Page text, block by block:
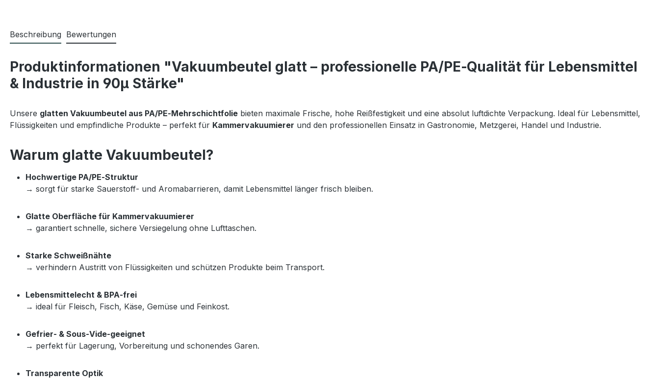
Beschreibung Bewertungen
Produktinformationen "Vakuumbeutel glatt – professionelle PA/PE‑Qualität für Lebensmittel
& Industrie in 90µ Stärke"
Unsere glatten Vakuumbeutel aus PA/PE‑Mehrschichtfolie bieten maximale Frische, hohe Reißfestigkeit und eine absolut luftdichte Verpackung. Ideal für Lebensmittel,
Flüssigkeiten und empfindliche Produkte – perfekt für Kammervakuumierer und den professionellen Einsatz in Gastronomie, Metzgerei, Handel und Industrie.
Warum glatte Vakuumbeutel?
Hochwertige PA/PE‑Struktur
→ sorgt für starke Sauerstoff‑ und Aromabarrieren, damit Lebensmittel länger frisch bleiben.
Glatte Oberfläche für Kammervakuumierer
→ garantiert schnelle, sichere Versiegelung ohne Lufttaschen.
Starke Schweißnähte
→ verhindern Austritt von Flüssigkeiten und schützen Produkte beim Transport.
Lebensmittelecht & BPA‑frei
→ ideal für Fleisch, Fisch, Käse, Gemüse und Feinkost.
Gefrier‑ & Sous‑Vide‑geeignet
→ perfekt für Lagerung, Vorbereitung und schonendes Garen.
Transparente Optik